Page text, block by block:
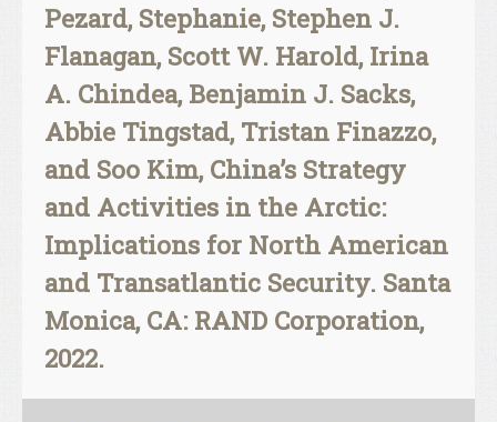
Pezard, Stephanie, Stephen J.
Flanagan, Scott W. Harold, Irina
A. Chindea, Benjamin J. Sacks,
Abbie Tingstad, Tristan Finazzo,
and Soo Kim, China’s Strategy
and Activities in the Arctic:
Implications for North American
and Transatlantic Security. Santa
Monica, CA: RAND Corporation,
2022.